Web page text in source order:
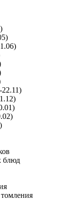
блюд